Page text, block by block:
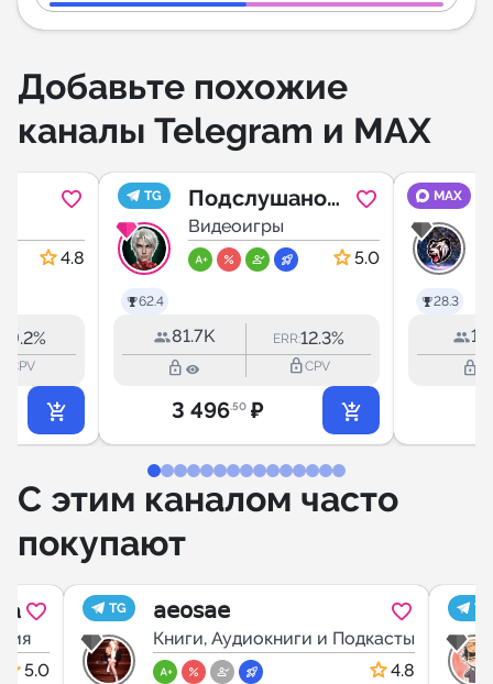
Добавьте похожие
каналы Telegram и MAX
4.8
9.2%
CPV
TG
62.4
Подслушано
Клуб
Романтики
Видеоигры
5.0
81.7K ERR:12.3%
lock_outline lock_outlineCPV
3 496.50 ₽
MAX
28.3
lock_outline
С этим каналом часто
покупают
5.0
TG 𝖺𝖾𝗈𝗌𝖺𝖾
Книги, Аудиокниги и Подкасты
4.8
TG